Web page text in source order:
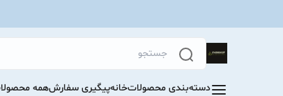
دسته‌بندی محصولاتخانهپیگیری سفارشهمه